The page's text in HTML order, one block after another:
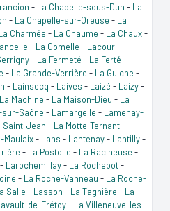
- La Chapelle-sous-Dun - La
- La Chapelle-sur-Oreuse - La
Charmée - La Chaume - La Chaux-
- La Comelle - Lacour-
- La Fermeté - La Ferté-
- La Grande-Verrière - La Guiche -
- Lainsecq - Laives - Laizé - Laizy-
La Machine - La Maison-Dieu - La
Saône - Lamargelle - Lamenay-
Saint-Jean - La Motte-Ternant-
Maulaix- Lans - Lantenay- Lantilly-
- La Postolle - La Racineuse -
- Larochemillay- La Rochepot-
- La Roche-Vanneau - La Roche-
Salle - Lasson - La Tagnière - La
de-Frétoy- La Villeneuve-les-